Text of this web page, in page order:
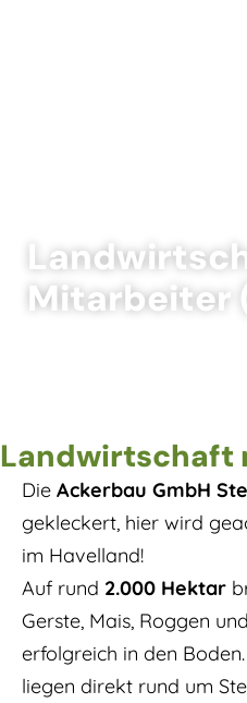
Mitarbeiter
Landwirtschaft
Die Ackerbau GmbH
gekleckert, hier wird
im Havelland!
Auf rund 2.000 Hektar
Gerste, Mais, Roggen
erfolgreich in den
liegen direkt rund um